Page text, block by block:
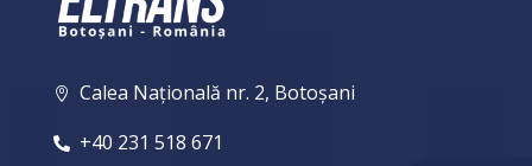
 Calea Națională nr. 2, Botoșani
 +40 231 518 671